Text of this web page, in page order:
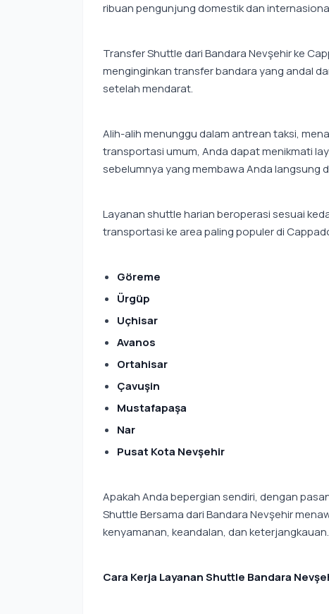
ribuan pengunjung domestik dan
Transfer Shuttle dari Bandara Nevşehir ke
menginginkan transfer bandara yang andal
setelah mendarat.
Alih-alih menunggu dalam antrean taksi,
transportasi umum, Anda dapat menikmati
sebelumnya yang membawa Anda langsung
Layanan shuttle harian beroperasi sesuai
transportasi ke area paling populer di
Göreme
Ürgüp
Uçhisar
Avanos
Ortahisar
Çavuşin
Mustafapaşa
Nar
Pusat Kota Nevşehir
Apakah Anda bepergian sendiri, dengan
Shuttle Bersama dari Bandara Nevşehir
kenyamanan, keandalan, dan keterjangkauan.
Cara Kerja Layanan Shuttle Bandara